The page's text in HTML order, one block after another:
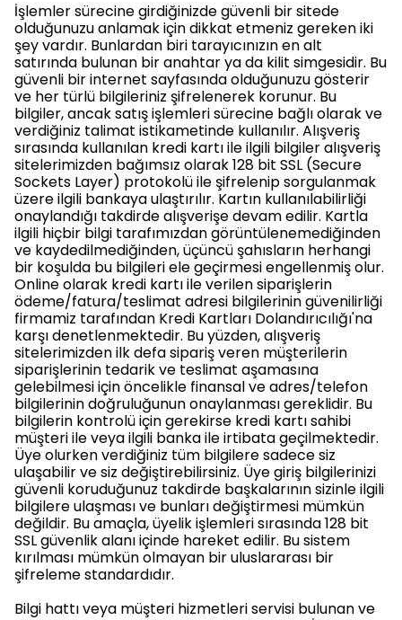
İşlemler sürecine girdiğinizde güvenli bir sitede
olduğunuzu anlamak için dikkat etmeniz gereken iki
şey vardır. Bunlardan biri tarayıcınızın en alt
satırında bulunan bir anahtar ya da kilit simgesidir. Bu
güvenli bir internet sayfasında olduğunuzu gösterir
ve her türlü bilgileriniz şifrelenerek korunur. Bu
bilgiler, ancak satış işlemleri sürecine bağlı olarak ve
verdiğiniz talimat istikametinde kullanılır. Alışveriş
sırasında kullanılan kredi kartı ile ilgili bilgiler alışveriş
sitelerimizden bağımsız olarak 128 bit SSL (Secure
Sockets Layer) protokolü ile şifrelenip sorgulanmak
üzere ilgili bankaya ulaştırılır. Kartın kullanılabilirliği
onaylandığı takdirde alışverişe devam edilir. Kartla
ilgili hiçbir bilgi tarafımızdan görüntülenemediğinden
ve kaydedilmediğinden, üçüncü şahısların herhangi
bir koşulda bu bilgileri ele geçirmesi engellenmiş olur.
Online olarak kredi kartı ile verilen siparişlerin
ödeme/fatura/teslimat adresi bilgilerinin güvenilirliği
firmamiz tarafından Kredi Kartları Dolandırıcılığı'na
karşı denetlenmektedir. Bu yüzden, alışveriş
sitelerimizden ilk defa sipariş veren müşterilerin
siparişlerinin tedarik ve teslimat aşamasına
gelebilmesi için öncelikle finansal ve adres/telefon
bilgilerinin doğruluğunun onaylanması gereklidir. Bu
bilgilerin kontrolü için gerekirse kredi kartı sahibi
müşteri ile veya ilgili banka ile irtibata geçilmektedir.
Üye olurken verdiğiniz tüm bilgilere sadece siz
ulaşabilir ve siz değiştirebilirsiniz. Üye giriş bilgilerinizi
güvenli koruduğunuz takdirde başkalarının sizinle ilgili
bilgilere ulaşması ve bunları değiştirmesi mümkün
değildir. Bu amaçla, üyelik işlemleri sırasında 128 bit
SSL güvenlik alanı içinde hareket edilir. Bu sistem
kırılması mümkün olmayan bir uluslararası bir
şifreleme standardıdır.
Bilgi hattı veya müşteri hizmetleri servisi bulunan ve